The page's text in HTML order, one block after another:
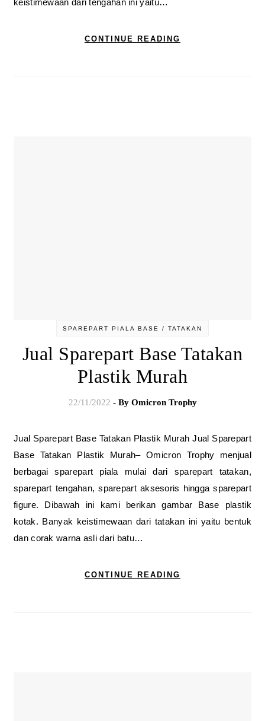
keistimewaan dari tengahan ini yaitu…
CONTINUE READING
SPAREPART PIALA BASE / TATAKAN
Jual Sparepart Base Tatakan
Plastik Murah
22/11/2022 - By Omicron Trophy
Jual Sparepart Base Tatakan Plastik Murah Jual Sparepart
Base Tatakan Plastik Murah– Omicron Trophy menjual
berbagai sparepart piala mulai dari sparepart tatakan,
sparepart tengahan, sparepart aksesoris hingga sparepart
figure. Dibawah ini kami berikan gambar Base plastik
kotak. Banyak keistimewaan dari tatakan ini yaitu bentuk
dan corak warna asli dari batu…
CONTINUE READING